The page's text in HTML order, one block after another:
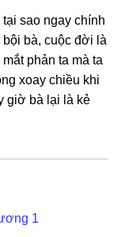
ѕao ngay chính
bà, cuộc đời là
phản ta mà ta
xoay chiều khi
ɡiờ bà lại là kẻ
1